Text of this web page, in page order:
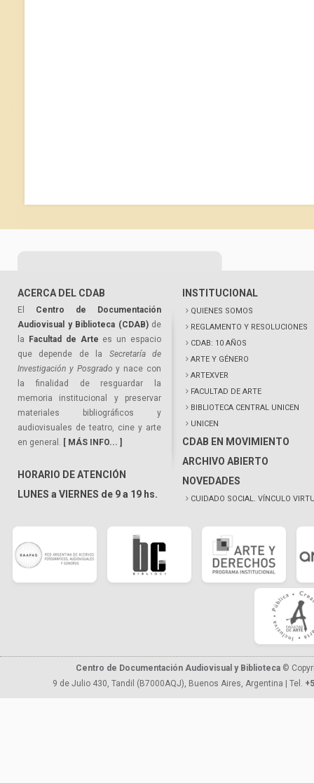
ACERCA DEL CDAB
El Centro de Documentación
Audiovisual y Biblioteca (CDAB)de
la
Facultad de Arte es un espacio
que depende de la Secretaría de
Investigación y Posgrado y nace con
la finalidad de resguardar la
memoria institucional y preservar
materiales bibliográficos y
audiovisuales de teatro, cine y arte
en general. [ MÁS INFO... ]
HORARIO DE ATENCIÓN
LUNES a VIERNES de 9 a 19 hs.
INSTITUCIONAL
QUIENES SOMOS
REGLAMENTO Y RESOLUCIONES
CDAB: 10 AÑOS
ARTE Y GÉNERO
ARTEXVER
FACULTAD DE ARTE
BIBLIOTECA CENTRAL UNICEN
UNICEN
CDAB EN MOVIMIENTO
ARCHIVO ABIERTO
NOVEDADES
CUIDADO SOCIAL. VÍNCULO
Centro de Documentación Audiovisual y Biblioteca ©
9 de Julio 430, Tandil (B7000AQJ), Buenos Aires, Argentina | Tel.